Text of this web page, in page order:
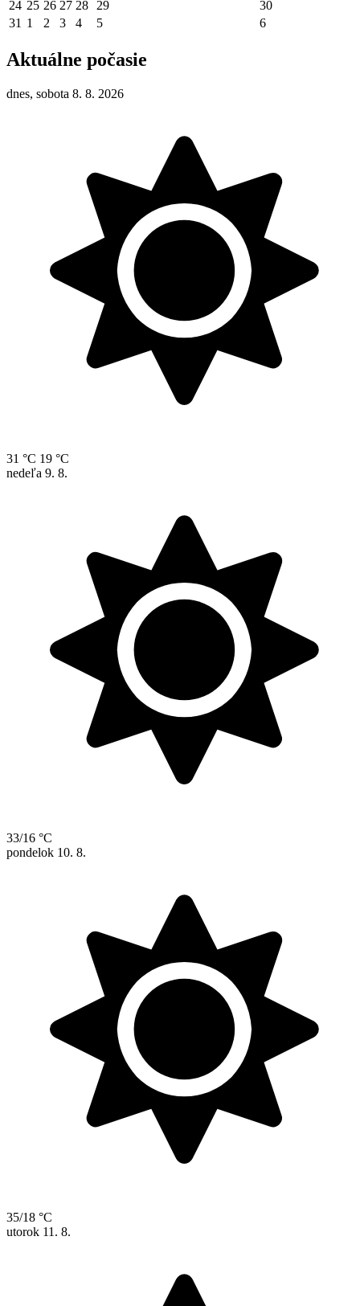
24 25 26 27 28 29
30
31 1 2 3 4 5 6
Aktuálne počasie
dnes, sobota 8. 8. 2026
31 °C 19 °C
nedeľa 9. 8.
33/16 °C
pondelok 10. 8.
35/18 °C
utorok 11. 8.